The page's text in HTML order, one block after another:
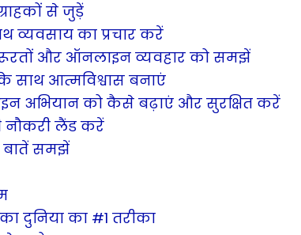
से जुड़ें
व्यवसाय का प्रचार करें
और ऑनलाइन व्यवहार को समझें
साथ आत्मविश्वास बनाएं
अभियान को कैसे बढ़ाएं और सुरक्षित करें
नौकरी लैंड करें
समझें
दुनिया का #1 तरीका